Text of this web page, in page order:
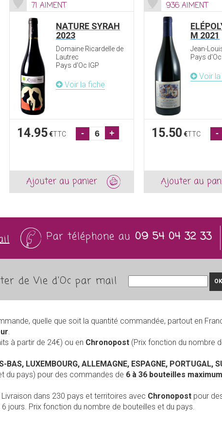
71 AIMENT
NATURE SYRAH
2023
Domaine Ricardelle de
Lautrec
Pays d'Oc IGP
Voir la fiche
14.95 €TTC - +
Ajouter au panier
936 AIMENT
M 2021
Jean-
Pays d'Oc
Voir
15.50 €TTC -
Ajouter au
Par téléphone au 09 54 04 32 33
de Vie d'Oc par mail OK
quelle que soit la quantité commandée, partout en
.
à partir de 24€) ou en Chronopost (Prix fonction du nombre
BAS, LUXEMBOURG, ALLEMAGNE, ESPAGNE, PORTUGAL,
du pays) pour des commandes de 6 à 36 bouteilles maximum
Livraison dans 230 pays et territoires avec Chronopost pour
jours. Prix fonction du nombre de bouteilles et du pays.